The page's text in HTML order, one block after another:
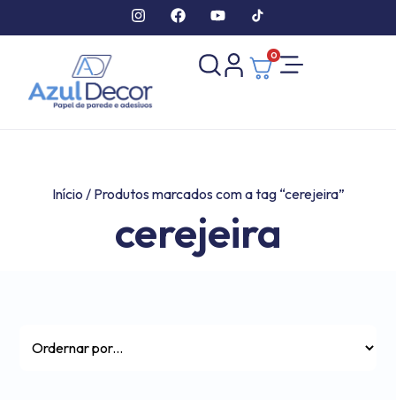
0
Início / Produtos marcados com a tag “cerejeira”
cerejeira